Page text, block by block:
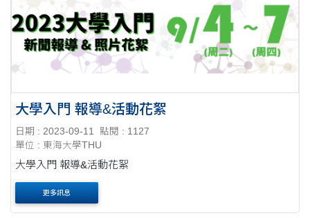
大學入門 報導&活動花絮
日期 : 2023-09-11
點閱 : 1127
單位 : 東海大學THU
大學入門 報導&活動花絮
更多訊息